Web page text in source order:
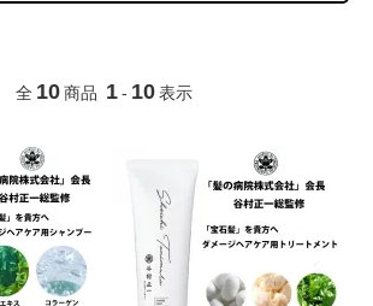
全 10 商品 1 - 10 表示